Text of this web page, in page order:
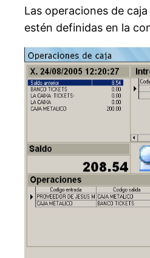
Las operaciones de
estén definidas en la